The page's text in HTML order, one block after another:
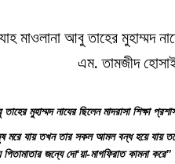
মাওলানা আবু তাহের মুহাম্মদ
এম. তামজীদ
মুহাম্মদ নাযের ছিলেন মাদরাসা শিক্ষা
মরে যায় তখন তার সকল আমল বন্ধ হয়ে যায়
জন্যে দো‘য়া-মাগফিরাত কামনা